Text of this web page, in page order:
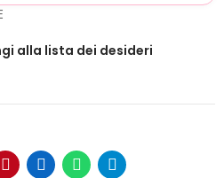
alla lista dei desideri